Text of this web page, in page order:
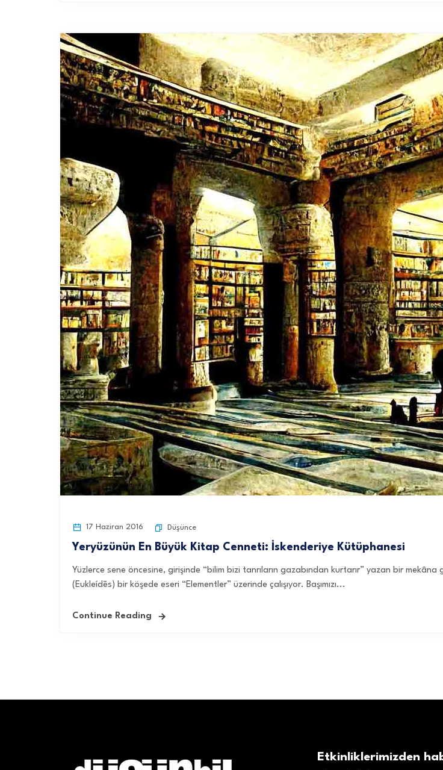
17 Haziran 2016 Düşünce
Yeryüzünün En Büyük Kitap Cenneti: İskenderiye Kütüphanesi
Yüzlerce sene öncesine, girişinde “bilim bizi tanrıların gazabından kurtarır” yazan bir
(Eukleídēs) bir köşede eseri “Elementler” üzerinde çalışıyor. Başımızı...
Continue Reading
Etkinliklerimizden